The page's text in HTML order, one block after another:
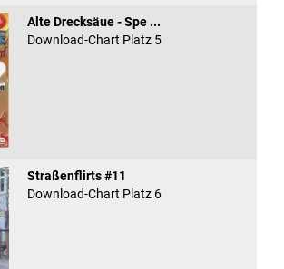
Alte Drecksäue - Spe ...
Download-Chart Platz 5
Straßenflirts #11
Download-Chart Platz 6